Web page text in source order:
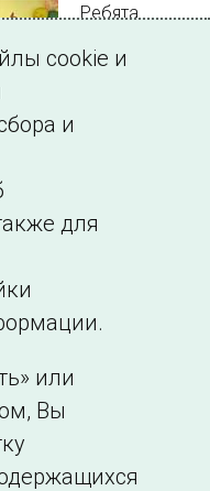
Ребята
подарки по
и
cookie и
и
для
или
Вы